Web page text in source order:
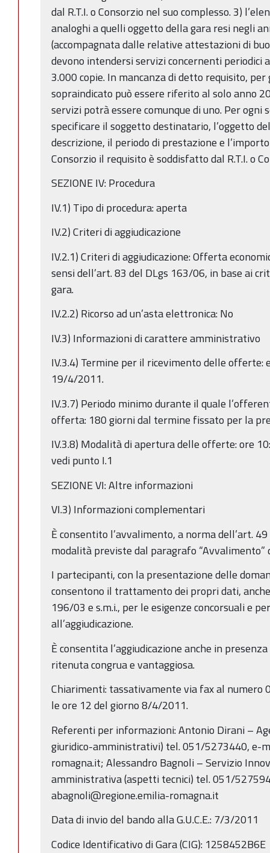
dal R.T.I. o Consorzio nel suo complesso. 3)
analoghi a quelli oggetto della gara resi negli
(accompagnata dalle relative attestazioni di
devono intendersi servizi concernenti periodici
3.000 copie. In mancanza di detto requisito,
sopraindicato può essere riferito al solo anno
servizi potrà essere comunque di uno. Per ogni
specificare il soggetto destinatario, l’oggetto
descrizione, il periodo di prestazione e l’importo
Consorzio il requisito è soddisfatto dal R.T.I. o
SEZIONE IV: Procedura
IV.1) Tipo di procedura: aperta
IV.2) Criteri di aggiudicazione
IV.2.1) Criteri di aggiudicazione: Offerta
sensi dell’art. 83 del DLgs 163/06, in base ai
gara.
IV.2.2) Ricorso ad un’asta elettronica: No
IV.3) Informazioni di carattere amministrativo
IV.3.4) Termine per il ricevimento delle offerte:
19/4/2011.
IV.3.7) Periodo minimo durante il quale
offerta: 180 giorni dal termine fissato per la
IV.3.8) Modalità di apertura delle offerte: ore
vedi punto I.1
SEZIONE VI: Altre informazioni
VI.3) Informazioni complementari
È consentito l’avvalimento, a norma dell’art.
modalità previste dal paragrafo “Avvalimento”
I partecipanti, con la presentazione delle
consentono il trattamento dei propri dati,
196/03 e s.m.i., per le esigenze concorsuali e
all’aggiudicazione.
È consentita l’aggiudicazione anche in
ritenuta congrua e vantaggiosa.
Chiarimenti: tassativamente via fax al
le ore 12 del giorno 8/4/2011.
Referenti per informazioni: Antonio Dirani –
giuridico-amministrativi) tel. 051/5273440, e-
romagna.it; Alessandro Bagnoli – Servizio
amministrativa (aspetti tecnici) tel. 051/
abagnoli@regione.emilia-romagna.it
Data di invio del bando alla G.U.C.E.: 7/3/2011
Codice Identificativo di Gara (CIG): 1258452B6E